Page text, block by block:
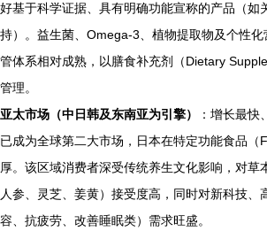
好基于科学证据、具有明确功能宣称的产品（如
持）。益生菌、Omega-3、植物提取物及个性
管体系相对成熟，以膳食补充剂（Dietary
管理。
亚太市场（中日韩及东南亚为引擎）
：增长最快
已成为全球第二大市场，日本在特定功能食品（
厚。该区域消费者深受传统养生文化影响，对草
人参、灵芝、姜黄）接受度高，同时对新科技、
容、抗疲劳、改善睡眠类）需求旺盛。